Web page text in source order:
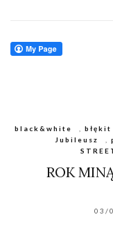
black&white błękit
Jubileusz
ROK
03/